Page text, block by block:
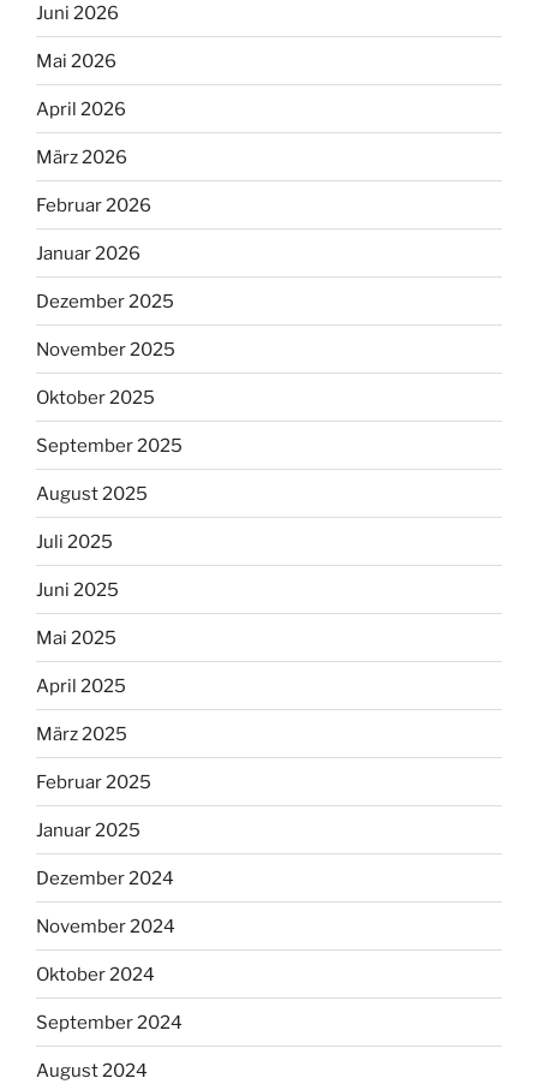
Juni 2026
Mai 2026
April 2026
März 2026
Februar 2026
Januar 2026
Dezember 2025
November 2025
Oktober 2025
September 2025
August 2025
Juli 2025
Juni 2025
Mai 2025
April 2025
März 2025
Februar 2025
Januar 2025
Dezember 2024
November 2024
Oktober 2024
September 2024
August 2024